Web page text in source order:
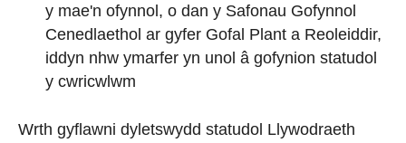
y mae'n ofynnol, o dan y Safonau Gofynnol
Cenedlaethol ar gyfer Gofal Plant a Reoleiddir,
iddyn nhw ymarfer yn unol â gofynion statudol
y cwricwlwm
Wrth gyflawni dyletswydd statudol Llywodraeth